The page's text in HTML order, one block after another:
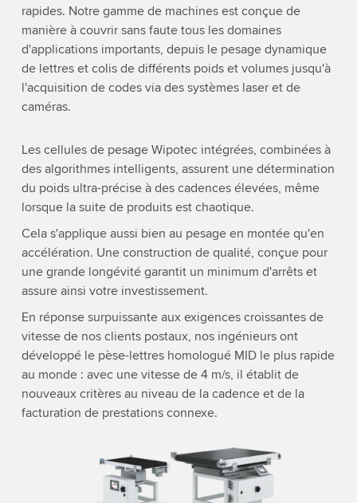
rapides. Notre gamme de machines est conçue de
manière à couvrir sans faute tous les domaines
d'applications importants, depuis le pesage dynamique
de lettres et colis de différents poids et volumes jusqu'à
l'acquisition de codes via des systèmes laser et de
caméras.
Les cellules de pesage Wipotec intégrées, combinées à
des algorithmes intelligents, assurent une détermination
du poids ultra-précise à des cadences élevées, même
lorsque la suite de produits est chaotique.
Cela s'applique aussi bien au pesage en montée qu'en
accélération. Une construction de qualité, conçue pour
une grande longévité garantit un minimum d'arrêts et
assure ainsi votre investissement.
En réponse surpuissante aux exigences croissantes de
vitesse de nos clients postaux, nos ingénieurs ont
développé le pèse-lettres homologué MID le plus rapide
au monde : avec une vitesse de 4 m/s, il établit de
nouveaux critères au niveau de la cadence et de la
facturation de prestations connexe.